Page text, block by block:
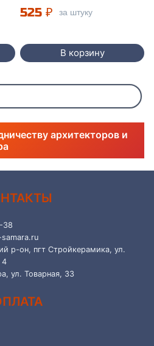
525 ₽ за штуку
В корзину
архитекторов и
38
р-он, пгт Стройкерамика, ул.
4
ул. Товарная, 33